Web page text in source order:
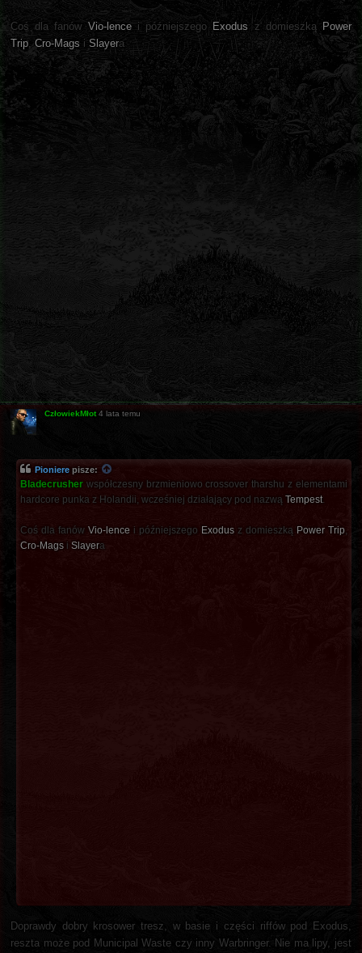
Coś dla fanów Vio-lencei późniejszego Exodus z domieszką Power
Trip,Cro-Mags i Slayera
CzłowiekMłot 4 lata temu
Pioniere pisze:
Bladecrusher współczesny brzmieniowo crossover tharshu z elementami
hardcore punka z Holandii, wcześniej działający pod nazwą Tempest.
Coś dla fanów Vio-lence i późniejszego Exodus z domieszką Power Trip,
Cro-Mags i Slayera
Doprawdy dobry krosower tresz, w basie i części riffów pod Exodus,
reszta może pod Municipal Waste czy inny Warbringer. Nie ma lipy, jest